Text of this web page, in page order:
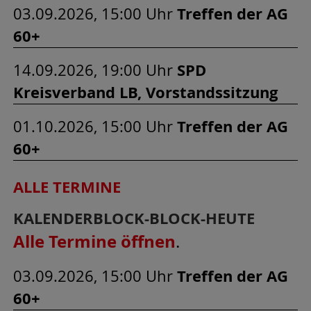
03.09.2026, 15:00 Uhr Treffen der AG
60+
14.09.2026, 19:00 Uhr SPD
Kreisverband LB, Vorstandssitzung
01.10.2026, 15:00 Uhr Treffen der AG
60+
ALLE TERMINE
KALENDERBLOCK-BLOCK-HEUTE
Alle Termine öffnen.
03.09.2026, 15:00 Uhr Treffen der AG
60+